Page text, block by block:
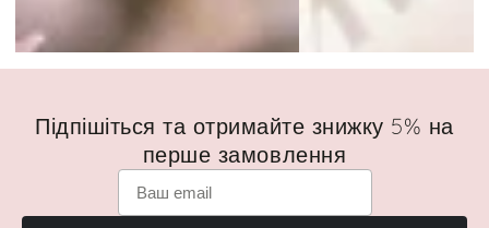
Підпішіться та отримайте знижку 5% на
перше замовлення